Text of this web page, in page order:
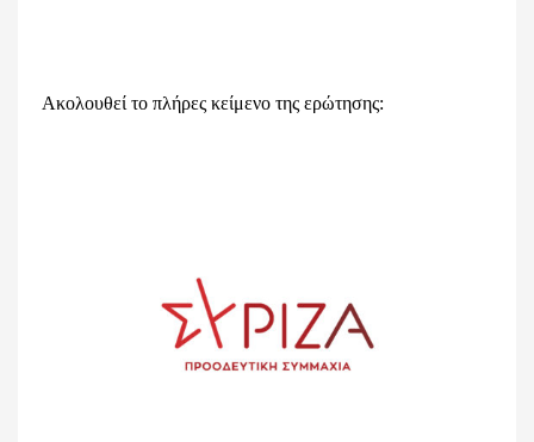
Ακολουθεί το πλήρες κείμενο της ερώτησης: